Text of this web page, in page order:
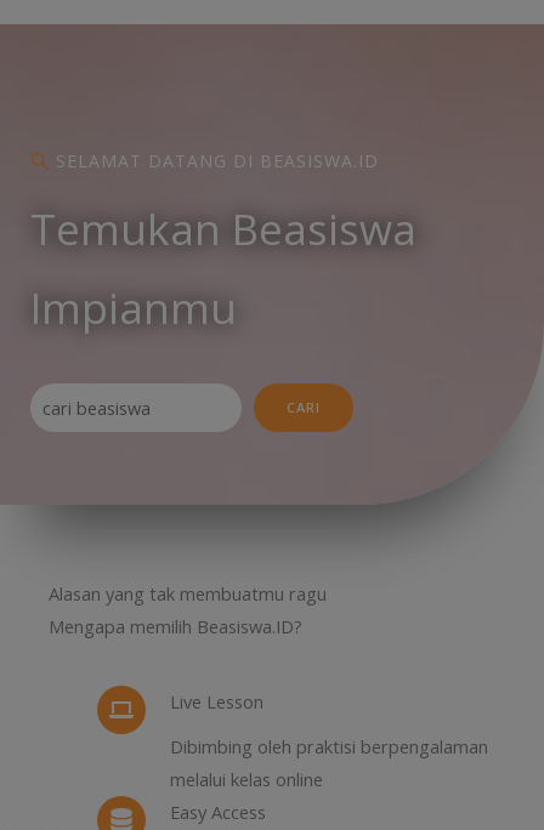
SELAMAT DATANG DI BEASISWA.ID
Temukan Beasiswa
Impianmu
Search CARI
Alasan yang tak membuatmu ragu
Mengapa memilih Beasiswa.ID?
Live Lesson
Dibimbing oleh praktisi berpengalaman
melalui kelas online
Easy Access